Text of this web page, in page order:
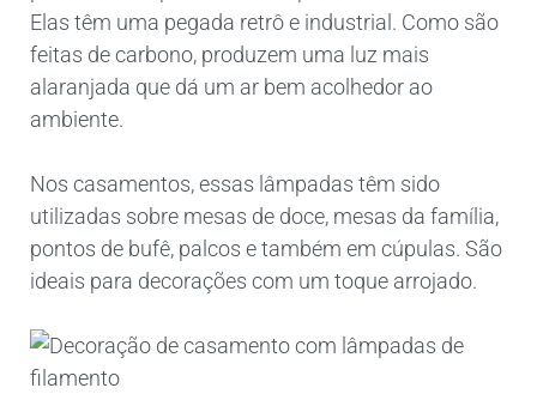
Elas têm uma pegada retrô e industrial. Como são
feitas de carbono, produzem uma luz mais
alaranjada que dá um ar bem acolhedor ao
ambiente.
Nos casamentos, essas lâmpadas têm sido
utilizadas sobre mesas de doce, mesas da família,
pontos de bufê, palcos e também em cúpulas. São
ideais para decorações com um toque arrojado.